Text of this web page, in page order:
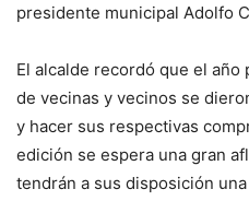
presidente municipal Adolfo
El alcalde recordó que el año
de vecinas y vecinos se
y hacer sus respectivas
edición se espera una gran
tendrán a sus disposición una